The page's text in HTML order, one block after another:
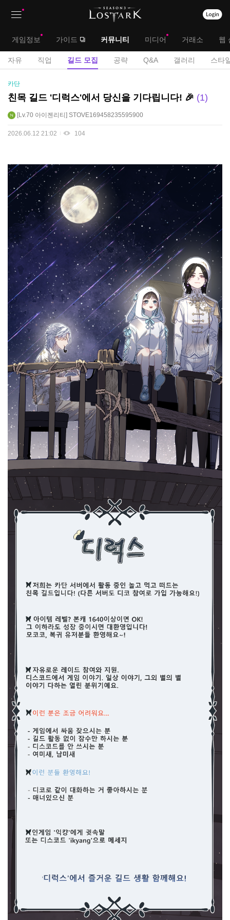
대
메
게임정보 가이드 커뮤니티 미디어 거래소 웹
서
메
뉴
자유 직업 길드 모집 공략 Q&A 갤러리 스타
길
드
집
시
카단
친목 길드 '디럭스'에서 당신을 기다립니다! 🎉 1
Lv.70 아이젠리티 STOVE169458235595900
2026.06.12 21:02 104